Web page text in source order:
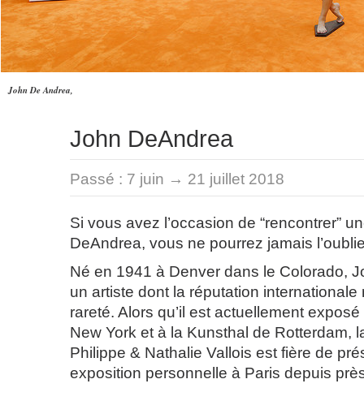
John De Andrea,
John DeAndrea
Passé : 7 juin → 21 juillet 2018
Si vous avez l’occasion de “rencontrer”
DeAndrea, vous ne pourrez jamais
Né en 1941 à Denver dans le Colorado,
un artiste dont la réputation internationale
rareté. Alors qu’il est actuellement
New York et à la Kunsthal de Rotterdam,
Philippe & Nathalie Vallois est fière de
exposition personnelle à Paris depuis